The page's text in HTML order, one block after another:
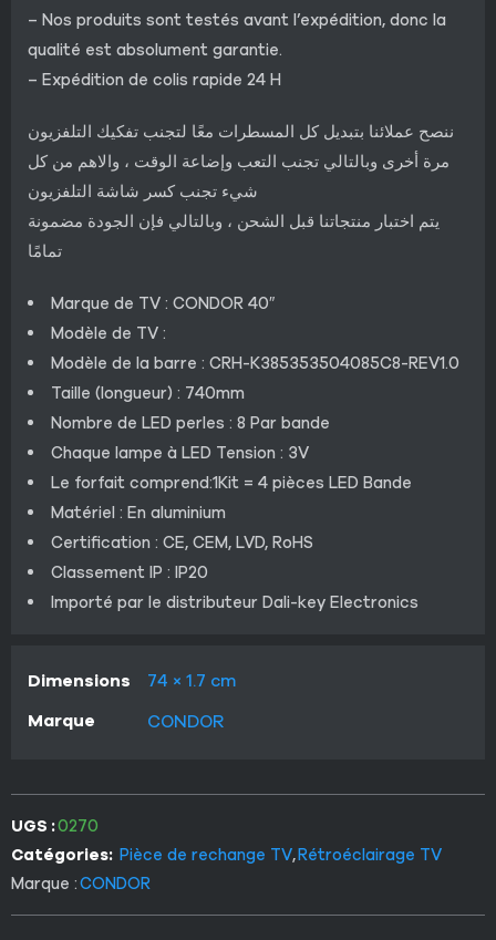
– Nos produits sont testés avant l’expédition, donc la
qualité est absolument garantie.
– Expédition de colis rapide 24 H
ننصح عملائنا بتبديل كل المسطرات معًا لتجنب تفكيك التلفزيون
مرة أخرى وبالتالي تجنب التعب وإضاعة الوقت ، والاهم من كل
شيء تجنب كسر شاشة التلفزيون
يتم اختبار منتجاتنا قبل الشحن ، وبالتالي فإن الجودة مضمونة
تمامًا
Marque de TV : CONDOR 40″
Modèle de TV :
Modèle de la barre : CRH-K385353504085C8-REV1.0
Taille (longueur) : 740mm
Nombre de LED perles : 8 Par bande
Chaque lampe à LED Tension : 3V
Le forfait comprend:1Kit = 4 pièces LED Bande
Matériel : En aluminium
Certification : CE, CEM, LVD, RoHS
Classement IP : IP20
Importé par le distributeur Dali-key Electronics
Dimensions
74 × 1.7 cm
Marque
CONDOR
UGS :0270
Catégories: Pièce de rechange TV,Rétroéclairage TV
Marque :CONDOR